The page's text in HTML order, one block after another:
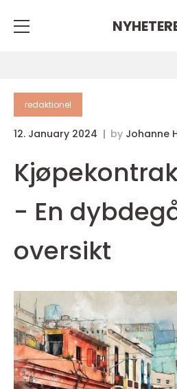
redaktionel
12. January 2024 by Johanne
- En
oversikt